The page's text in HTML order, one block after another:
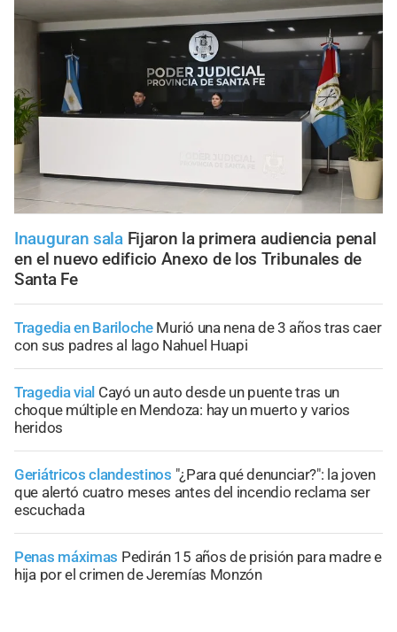
Inauguran sala Fijaron la primera audiencia penal
en el nuevo edificio Anexo de los Tribunales de
Santa Fe
Tragedia en Bariloche Murió una nena de 3 años tras caer
con sus padres al lago Nahuel Huapi
Tragedia vial Cayó un auto desde un puente tras un
choque múltiple en Mendoza: hay un muerto y varios
heridos
Geriátricos clandestinos "¿Para qué denunciar?": la joven
que alertó cuatro meses antes del incendio reclama ser
escuchada
Penas máximas Pedirán 15 años de prisión para madre e
hija por el crimen de Jeremías Monzón